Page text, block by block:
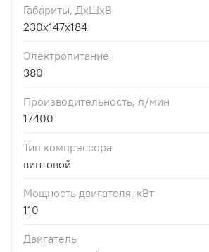
Габариты, ДхШхВ
230x147x184
Электропитание
380
Производительность, л/мин
17400
Тип компрессора
винтовой
Мощность двигателя, кВт
110
Двигатель